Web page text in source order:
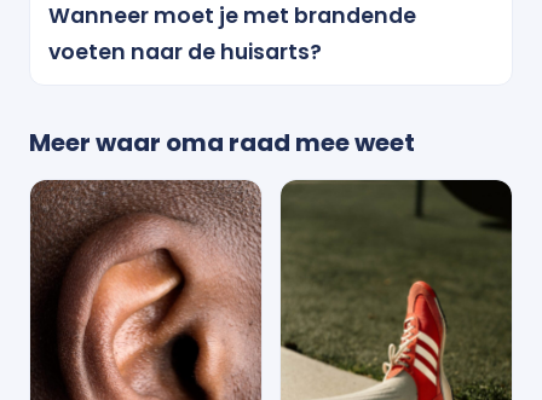
Wanneer moet je met brandende
voeten naar de huisarts?
Meer waar oma raad mee weet